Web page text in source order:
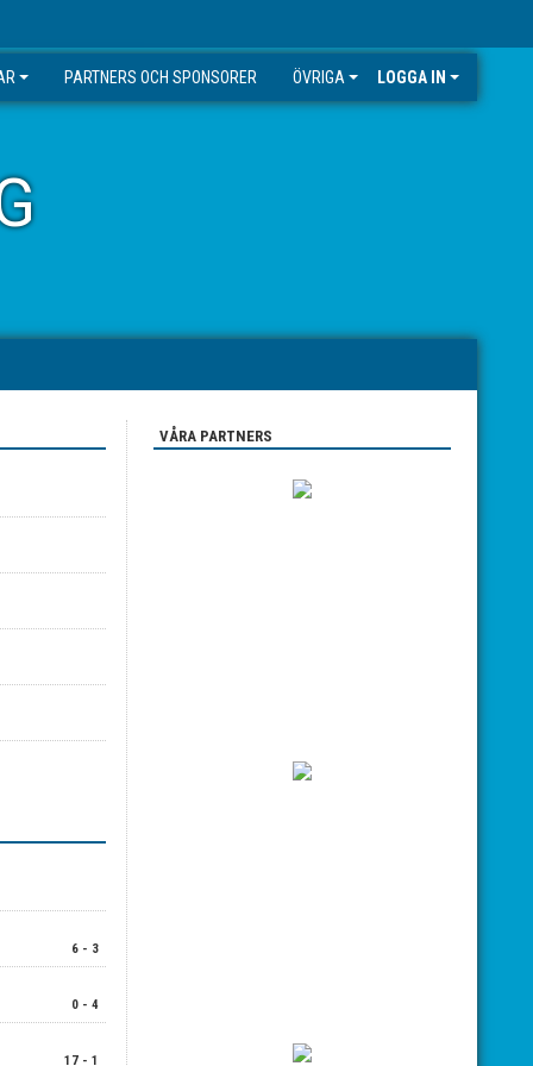
PARTNERS OCH SPONSORER ÖVRIGA LOGGA IN
6 - 3
0 - 4
17 - 1
VÅRA PARTNERS